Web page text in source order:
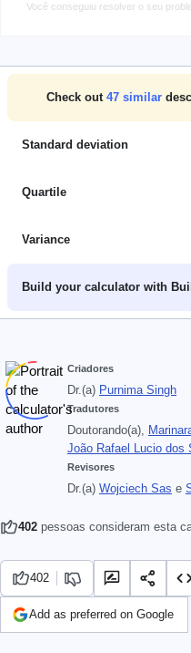
Você conseguiu resolver o seu
Check out 47similar
Standard deviation
Quartile
Variance
Build your calculator with
Criadores
Dr.(a) Purnima Singh
Tradutores
Doutorando(a),
João Rafael Lucio dos
Revisores
Dr.(a) Wojciech Sas e
402 pessoas consideram esta
402
Add as preferred on Google